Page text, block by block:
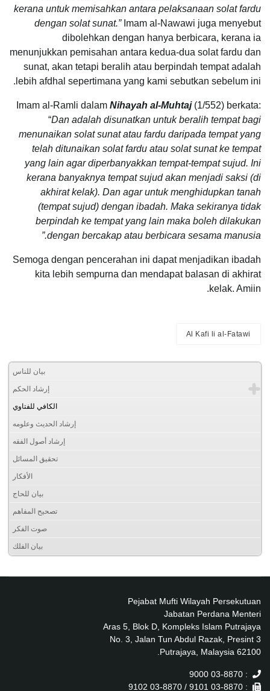
kerana untuk memisahkan antara pelaksanaan solat fardu
dengan solat sunat.” Imam al-Nawawi juga menyebut
dibolehkan dengan hanya berbicara, kerana ia
menunjukkan pemisahan antara kedua-dua solat fardu dan
sunat, akan tetapi beralih atau berpindah tempat adalah
lebih afdhal sepertimana yang kami sebutkan sebelum ini.
Imam al-Ramli dalam Nihayah al-Muhtaj(1/552) berkata:
“Dan adalah disunatkan untuk beralih tempat bagi
menunaikan solat sunat atau fardu daripada tempat yang
telah ditunaikan solat fardu atau solat sunat ke tempat
yang lain agar diperbanyakkan tempat-tempat sujud. Ini
kerana banyaknya tempat sujud akan menjadi saksi (di
akhirat kelak). Dan agar untuk menghidupkan tanah
(tempat sujud) dengan ibadah. Maka sekiranya tidak
berpindah ke tempat yang lain maka boleh dilakukan
dengan bercakap atau berbicara sesama manusia.”
Semoga dengan pencerahan ini dapat menjadikan ibadah
kita lebih sempurna dan mendapat balasan di akhirat
kelak. Amiin.
Al Kafi li al-Fatawi
بيان للناس
إرشاد الحكم
الكافي للفتاوي
إرشاد الحديث وعلومه
إرشاد أصول الفقه
تحقيق المسائل
الأفكار
بيان للحاج
تصحيح المفاهم
صوت الفكر
بيان الفلك
Pejabat Mufti Wilayah Persekutuan
Jabatan Perdana Menteri
Aras 5, Blok D, Kompleks Islam Putrajaya
No. 3, Jalan Tun Abdul Razak, Presint 3
62100 Putrajaya, Malaysia.
: 03-8870 9000
: 03-8870 9101 / 03-8870 9102